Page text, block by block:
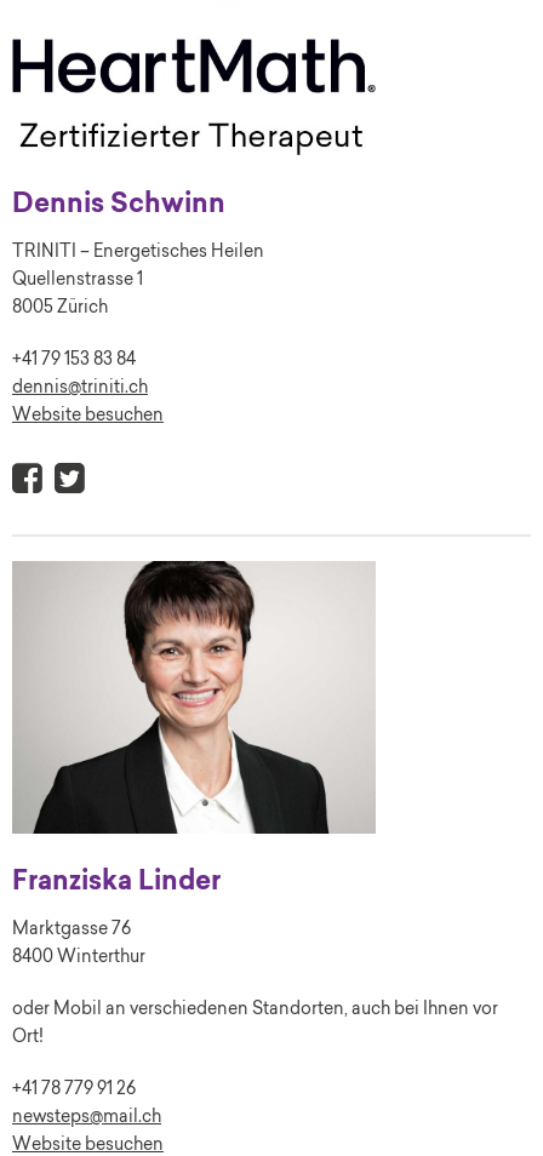
Dennis Schwinn
TRINITI – Energetisches Heilen
Quellenstrasse 1
8005 Zürich
+41 79 153 83 84
dennis@triniti.ch
Website besuchen
Franziska Linder
Marktgasse 76
8400 Winterthur
oder Mobil an verschiedenen Standorten, auch bei Ihnen vor
Ort!
+41 78 779 91 26
newsteps@mail.ch
Website besuchen